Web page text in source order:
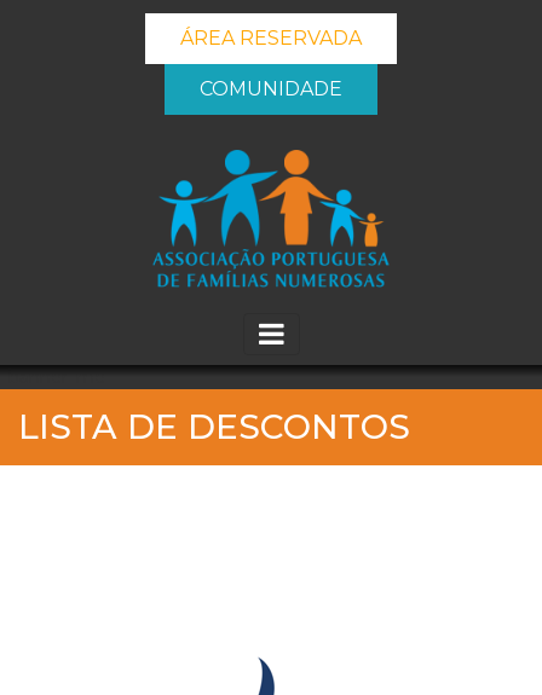
ÁREA RESERVADA
COMUNIDADE
_banner_me_
LISTA DE DESCONTOS